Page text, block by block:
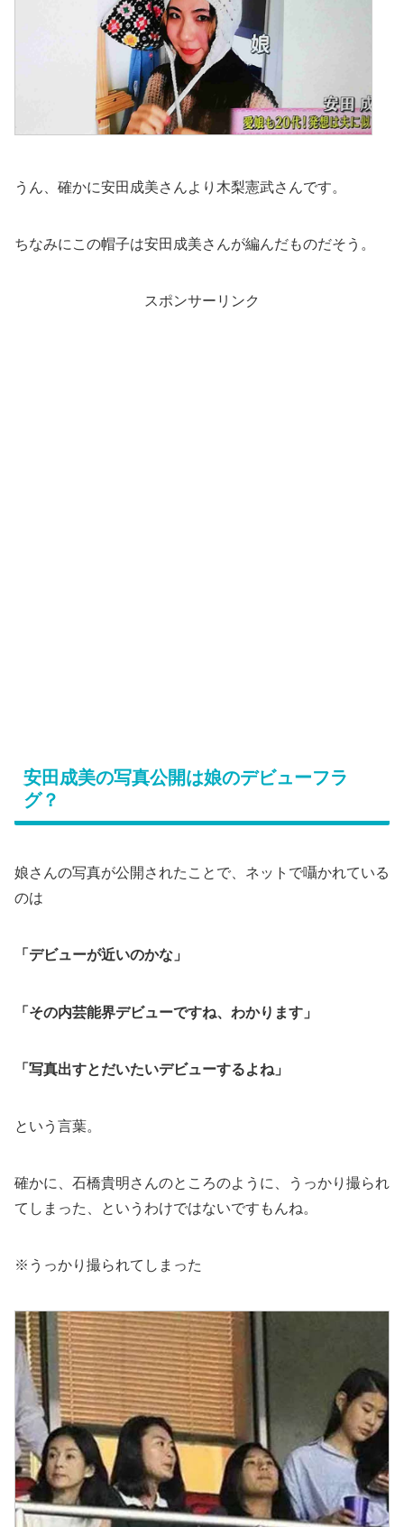
うん、確かに安田成美さんより木梨憲武さんです。
ちなみにこの帽子は安田成美さんが編んだものだそう。
スポンサーリンク
安田成美の写真公開は娘のデビューフラ
グ？
娘さんの写真が公開されたことで、ネットで囁かれている
のは
「デビューが近いのかな」
「その内芸能界デビューですね、わかります」
「写真出すとだいたいデビューするよね」
という言葉。
確かに、石橋貴明さんのところのように、うっかり撮られ
てしまった、というわけではないですもんね。
※うっかり撮られてしまった